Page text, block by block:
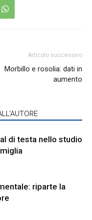
Articolo successivo
Morbillo e rosolia: dati in
aumento
di testa nello studio
riparte la